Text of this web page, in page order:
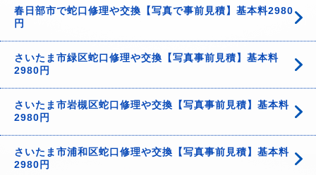
春日部市で蛇口修理や交換【写真で事前見積】基本料2980
円
さいたま市緑区蛇口修理や交換【写真事前見積】基本料
2980円
さいたま市岩槻区蛇口修理や交換【写真事前見積】基本料
2980円
さいたま市浦和区蛇口修理や交換【写真事前見積】基本料
2980円